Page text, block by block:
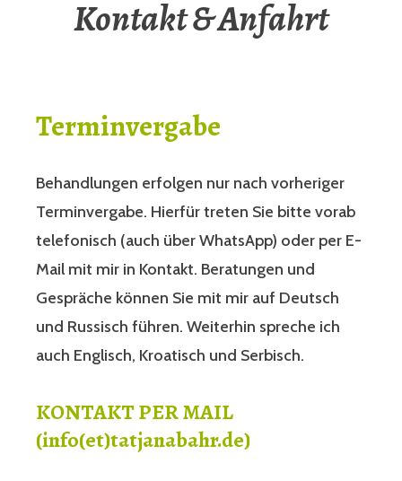
Kontakt & Anfahrt
Terminvergabe
Behandlungen erfolgen nur nach vorheriger
Terminvergabe. Hierfür treten Sie bitte vorab
telefonisch (auch über WhatsApp) oder per E-
Mail mit mir in Kontakt. Beratungen und
Gespräche können Sie mit mir auf Deutsch
und Russisch führen. Weiterhin spreche ich
auch Englisch, Kroatisch und Serbisch.
KONTAKT PER MAIL
(info(et)tatjanabahr.de)